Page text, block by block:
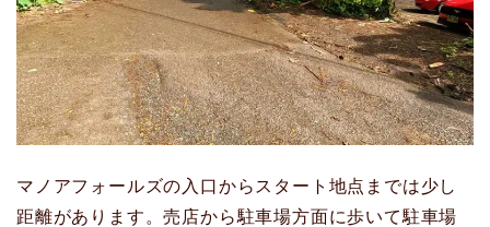
マノアフォールズの入口からスタート地点までは少し
距離があります。売店から駐車場方面に歩いて駐車場